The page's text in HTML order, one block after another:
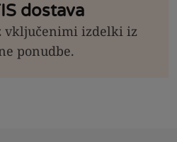
dostava
vključenimi izdelki iz
ponudbe.